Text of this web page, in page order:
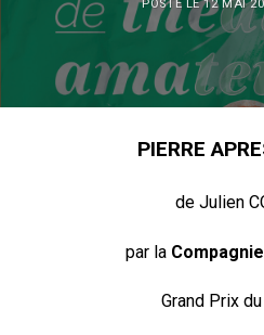
POSTÉ LE12 MAI
PIERRE
de Julien
par la
Grand Prix